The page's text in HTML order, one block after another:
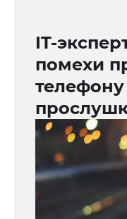
IT-
помехи